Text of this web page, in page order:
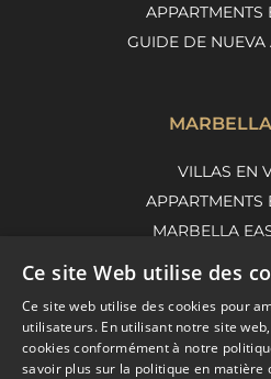
APPARTMENTS
GUIDE DE
VILLAS EN
APPARTMENTS
MARBELLA
Ce site Web utilise des
Ce site web utilise des cookies pour
utilisateurs. En utilisant notre site
cookies conformément à notre
savoir plus sur la politique en matière